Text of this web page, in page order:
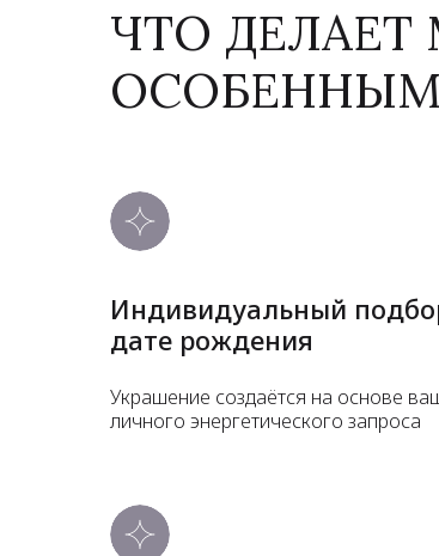
ЧТО
Индивидуальный
дате рождения
Украшение создаётся на основе
личного энергетического запроса